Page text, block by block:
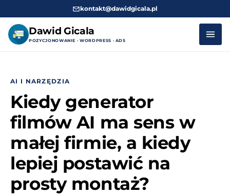
kontakt@dawidgicala.pl
Dawid Gicala
POZYCJONOWANIE · WORDPRESS · ADS
treściAI I NARZĘDZIA
Kiedy generator
filmów AI ma sens w
małej firmie, a kiedy
lepiej postawić na
prosty montaż?